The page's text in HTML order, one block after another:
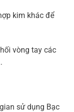
kim khác để
vòng tay các
sử dụng Bạc